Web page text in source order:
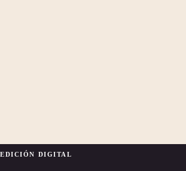
EDICIÓN DIGITAL